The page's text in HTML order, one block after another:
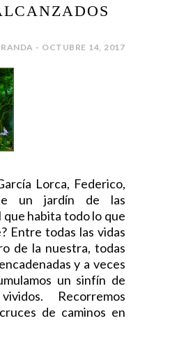
- OCTUBRE 14, 2017
Lorca, Federico,
un jardín de las
que habita todo lo que
Entre todas las vidas
de la nuestra, todas
y a veces
un sinfín de
Recorremos
de caminos en